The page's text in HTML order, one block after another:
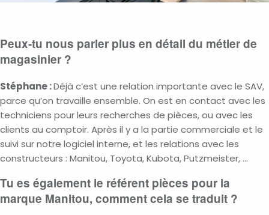
Peux-tu nous parler plus en détail du métier de
magasinier ?
Stéphane :Déjà c’est une relation importante avec le SAV,
parce qu’on travaille ensemble. On est en contact avec les
techniciens pour leurs recherches de pièces, ou avec les
clients au comptoir. Après il y a la partie commerciale et le
suivi sur notre logiciel interne, et les relations avec les
constructeurs : Manitou, Toyota, Kubota, Putzmeister, …
Tu es également le référent pièces pour la
marque Manitou, comment cela se traduit ?